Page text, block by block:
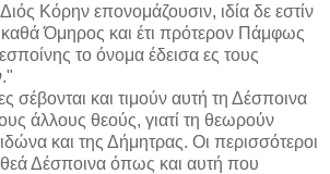
Κόρην επονομάζουσιν, ιδία δε εστίν
Όμηρος και έτι πρότερον Πάμφως
το όνομα έδεισα ες τους
σέβονται και τιμούν αυτή τη Δέσποινα
άλλους θεούς, γιατί τη θεωρούν
και της Δήμητρας. Οι περισσότεροι
Δέσποινα όπως και αυτή που